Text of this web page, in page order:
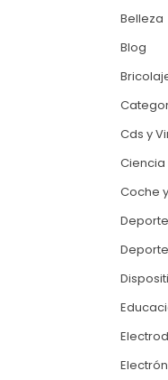
Belleza
Blog
Cds y
Ciencia
Coche